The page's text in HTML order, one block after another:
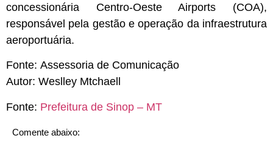
concessionária Centro-Oeste Airports (COA),
responsável pela gestão e operação da infraestrutura
aeroportuária.
Fonte: Assessoria de Comunicação
Autor: Weslley Mtchaell
Fonte: Prefeitura de Sinop – MT
Comente abaixo: